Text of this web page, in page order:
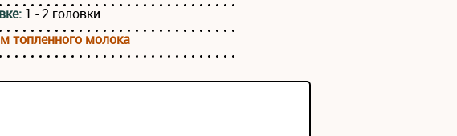
1 - 2 головки
топленного молока